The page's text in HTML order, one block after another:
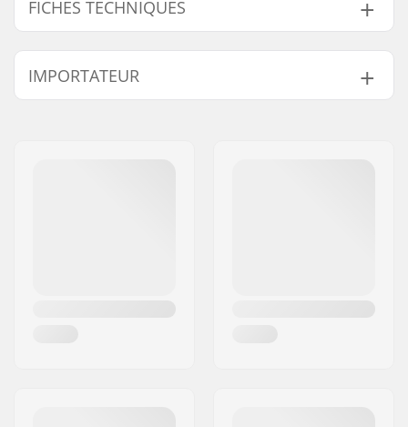
FICHES TECHNIQUES
Longueur :
83.8cm (33")
Largeur :
IMPORTATEUR